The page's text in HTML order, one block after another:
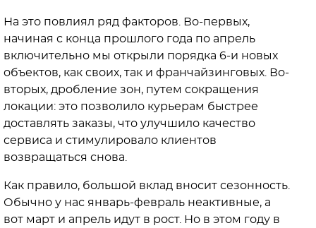
На это повлиял ряд факторов. Во-первых,
начиная с конца прошлого года по апрель
включительно мы открыли порядка 6-и новых
объектов, как своих, так и франчайзинговых. Во-
вторых, дробление зон, путем сокращения
локации: это позволило курьерам быстрее
доставлять заказы, что улучшило качество
сервиса и стимулировало клиентов
возвращаться снова.
Как правило, большой вклад вносит сезонность.
Обычно у нас январь-февраль неактивные, а
вот март и апрель идут в рост. Но в этом году в